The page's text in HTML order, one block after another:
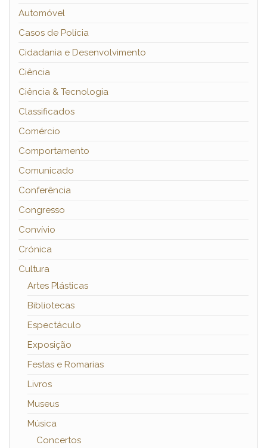
Automóvel
Casos de Polícia
Cidadania e Desenvolvimento
Ciência
Ciência & Tecnologia
Classificados
Comércio
Comportamento
Comunicado
Conferência
Congresso
Convívio
Crónica
Cultura
Artes Plásticas
Bibliotecas
Espectáculo
Exposição
Festas e Romarias
Livros
Museus
Música
Concertos